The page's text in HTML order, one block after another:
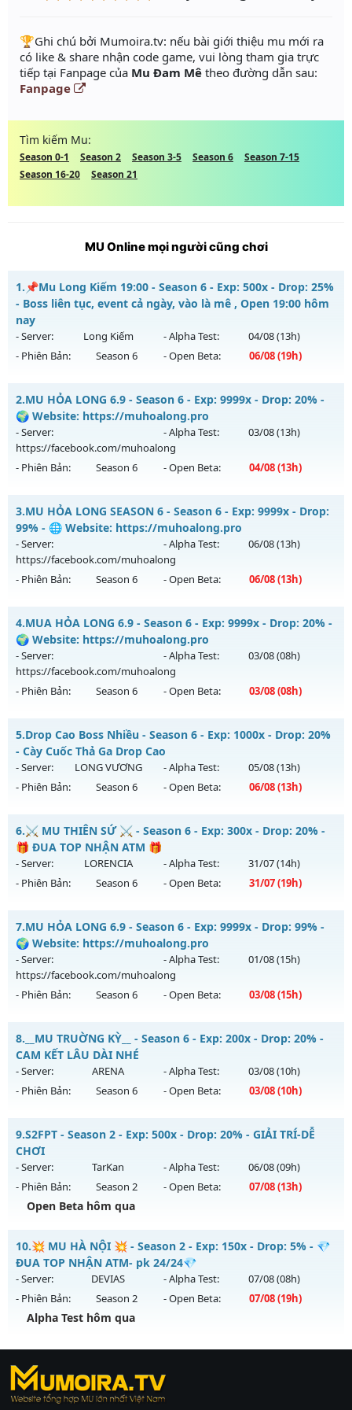
️🏆Ghi chú bởi Mumoira.tv: nếu bài giới thiệu mu mới ra
có like & share nhận code game, vui lòng tham gia trực
tiếp tại Fanpage của Mu Đam Mê theo đường dẫn sau:
Fanpage
Tìm kiếm Mu:
Season 0-1 Season 2 Season 3-5 Season 6
Season 7-15
Season 16-20
Season 21
MU Online mọi người cũng chơi
1. 📌Mu Long Kiếm 19:00 - Season 6 - Exp: 500x - Drop: 25%
- Boss liên tục, event cả ngày, vào là mê , Open 19:00 hôm
nay
- Server: Long Kiếm - Alpha Test: 04/08(13h)
- Phiên Bản:
Season 6 - Open Beta: 06/08(19h)
📌Mu Long Kiếm 19:00 - Boss liên tục, event cả ngày, vào là
mê , Open 19:00 hôm nay
Mu mới ra tháng 08 2026 - Mở máy chủ
Long Kiếmvào 19h
ngày 06/08/2626
Exp: 500x - Drop: 25%
Thể loại: Mu Nguyên bản Webzen
Antihack: VIP SHIELD
2.MU HỎA LONG 6.9 - Season 6 - Exp: 9999x - Drop: 20% -
🌍 Website: https://muhoalong.pro
- Server:
https://facebook.com/muhoalong
- Alpha Test: 03/08(13h)
- Phiên Bản: Season 6 - Open Beta: 04/08(13h)
MU HỎA LONG 6.9 - 🌍 Website: https://muhoalong.pro
Mu mới ra tháng 08 2026 - Mở máy chủ
https://facebook.com/muhoalongvào 13h ngày
04/08/2626
Exp: 9999x - Drop: 20%
Thể loại: Mu Nguyên bản Webzen
Antihack: XShield
3.MU HỎA LONG SEASON 6 - Season 6 - Exp: 9999x - Drop:
99% - 🌐 Website: https://muhoalong.pro
- Server:
https://facebook.com/muhoalong
- Alpha Test: 06/08(13h)
- Phiên Bản: Season 6 - Open Beta: 06/08(13h)
MU HỎA LONG SEASON 6 - 🌐 Website:
https://muhoalong.pro
Mu mới ra tháng 08 2026 - Mở máy chủ
https://facebook.com/muhoalong
06/08/2626
Kiểu reset: Non Reset
Thể loại: Mu Nguyên bản Webzen
Antihack: XShield
4.MUA HỎA LONG 6.9 - Season 6 - Exp: 9999x - Drop: 20% -
🌍 Website: https://muhoalong.pro
- Server:
https://facebook.com/muhoalong
- Alpha Test: 03/08(08h)
- Phiên Bản: Season 6 - Open Beta: 03/08(08h)
MUA HỎA LONG 6.9 - 🌍 Website: https://muhoalong.pro
Mu mới ra tháng 08 2026 - Mở máy chủ
https://facebook.com/muhoalongvào 08h ngày
03/08/2626
Kiểu reset: Non Reset
Thể loại: Mu Nguyên bản Webzen
Antihack: XShield
5.Drop Cao Boss Nhiều - Season 6 - Exp: 1000x - Drop: 20%
- Cày Cuốc Thả Ga Drop Cao
- Server: LONG VƯƠNG - Alpha Test: 05/08(13h)
- Phiên Bản:
Season 6 - Open Beta: 06/08(13h)
Drop Cao Boss Nhiều - Cày Cuốc Thả Ga Drop Cao
Mu mới ra tháng 08 2026 - Mở máy chủ
13h ngày 06/08/2626
Exp: 1000x - Drop: 20%
Thể loại: Mu Nguyên bản Webzen
Antihack: GameGuard
6.⚔️ MU THIÊN SỨ ⚔️ - Season 6 - Exp: 300x - Drop: 20% -
🎁 ĐUA TOP NHẬN ATM 🎁
- Server: LORENCIA - Alpha Test: 31/07(14h)
- Phiên Bản:
Season 6 - Open Beta: 31/07(19h)
⚔️ MU THIÊN SỨ ⚔️ - 🎁 ĐUA TOP NHẬN ATM 🎁
Mu mới ra tháng 07 2026 - Mở máy chủ
ngày 31/07/2626
Exp: 300x - Drop: 20%
Thể loại: Mu Nguyên bản Webzen
Antihack: BDCAM
7.MU HỎA LONG 6.9 - Season 6 - Exp: 9999x - Drop: 99% -
🌍 Website: https://muhoalong.pro
- Server:
https://facebook.com/muhoalong
- Alpha Test: 01/08(15h)
- Phiên Bản: Season 6 - Open Beta: 03/08(15h)
MU HỎA LONG 6.9 - 🌍 Website: https://muhoalong.pro
Mu mới ra tháng 08 2026 - Mở máy chủ
https://facebook.com/muhoalongvào 15h ngày
03/08/2626
Kiểu reset: Non Reset
Thể loại: Mu Nguyên bản Webzen
Antihack: XShield
8. __MU TRUỜNG KỲ__ - Season 6 - Exp: 200x - Drop: 20% -
CAM KẾT LÂU DÀI NHÉ
- Server: ARENA - Alpha Test: 03/08(10h)
- Phiên Bản:
Season 6 - Open Beta: 03/08(10h)
Mu mới ra tháng 08 2026 - Mở máy chủ
ngày 03/08/2626
Exp: 200x - Drop: 20%
Kiểu reset: Reset In Game
Thể loại: Mu Nguyên bản Webzen
Antihack: GoldShield
9.S2FPT - Season 2 - Exp: 500x - Drop: 20% - GIẢI TRÍ-DỄ
CHƠI
- Server: TarKan - Alpha Test: 06/08(09h)
- Phiên Bản:
Season 2 - Open Beta: 07/08(13h)
Open Beta hôm qua
S2FPT - GIẢI TRÍ-DỄ CHƠI
Mu mới ra tháng 08 2026 - Mở máy chủ
ngày 07/08/2626
Exp: 500x - Drop: 20%
Kiểu reset: Reset In Game
Thể loại: Mu Nguyên bản Webzen
Antihack: PRO
10.💥 MU HÀ NỘI 💥 - Season 2 - Exp: 150x - Drop: 5% - 💎
ĐUA TOP NHẬN ATM- pk 24/24💎
- Server: DEVIAS - Alpha Test: 07/08(08h)
- Phiên Bản:
Season 2 - Open Beta: 07/08(19h)
Alpha Test hôm qua
💥 MU HÀ NỘI 💥 - 💎 ĐUA TOP NHẬN ATM- pk 24/24💎
Mu mới ra tháng 08 2026 - Mở máy chủ
ngày 07/08/2626
https://ktdb.net/ |789club
đổi thưởng
|Xôi Lạc